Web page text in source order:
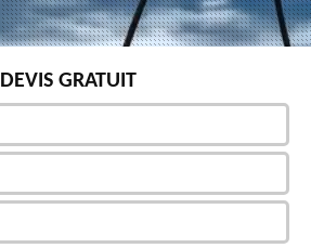
DEVIS GRATUIT